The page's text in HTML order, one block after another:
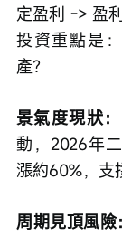
定盈利 -> 盈
投資重點是
產？
景氣度現狀：
動，2026年
漲約60%，支
周期見頂風險：